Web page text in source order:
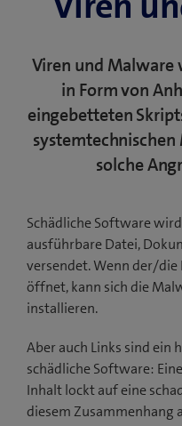
Viren und Malware
in Form von
eingebetteten
systemtechnischen
solche
Schädliche Software
ausführbare Datei,
versendet. Wenn der/
öffnet, kann sich die
installieren.
Aber auch Links sind ein
schädliche Software:
Inhalt lockt auf eine
diesem Zusammenhang